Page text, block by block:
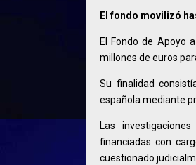
El fondo movilizó
El Fondo de Apoyo
millones de euros
Su finalidad
española mediante
Las
financiadas con
cuestionado